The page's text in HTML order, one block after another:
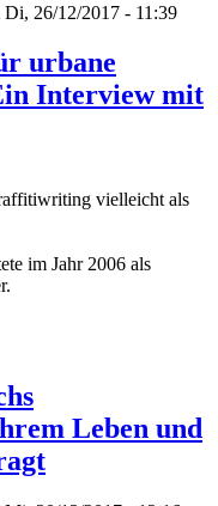
Di, 26/12/2017 - 11:39
urbane
Interview mit
vielleicht als
im Jahr 2006 als
Leben und